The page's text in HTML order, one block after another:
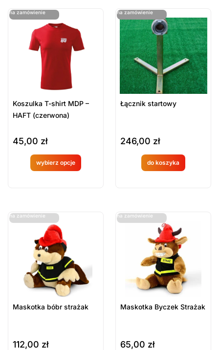
na
zamówien
na
zamówien
ie
na zamówienie
ostatnie sztuki
Koszulka T-shirt MDP –
HAFT (czerwona)
45,00 zł
wybierz opcje
Produkt
na
zamówien
na zamówienie
ostatnie sztuki
Łącznik startowy
246,00 zł
do koszyka
Produkt
na
zamówien
na zamówienie
ostatnie sztuki
Maskotka bóbr strażak
112,00 zł
na zamówienie
ostatnie sztuki
Maskotka Byczek Strażak
65,00 zł